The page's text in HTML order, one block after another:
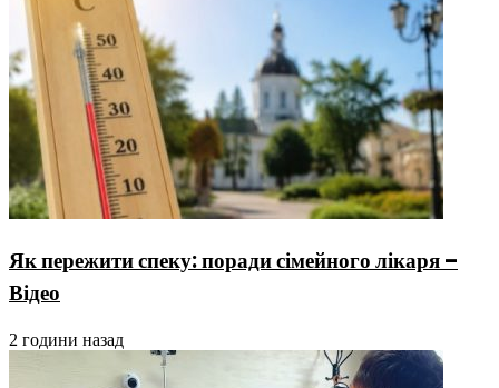
Як пережити спеку: поради сімейного лікаря –
Відео
2 години назад